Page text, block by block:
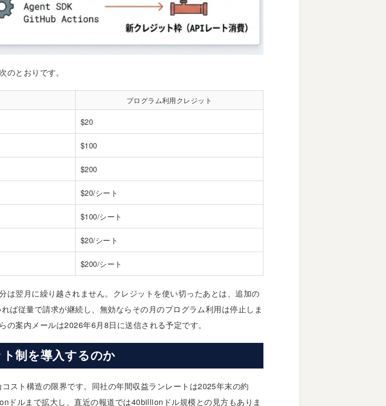
とおりです。
プログラム利用クレジット
$20
$100
$200
$20/シート
$100/シート
$20/シート
$200/シート
は翌月に繰り越されません。クレジットを使い切ったあとは、追加の
ば従量で請求が継続し、無効ならその月のプログラム利用は停止しま
案内メールは2026年6月8日に送信される予定です。
制を導入するのか
スト構造の限界です。同社の年間収益ランレートは2025年末の約
ルまで拡大し、直近の報道では40billionドル規模との見方もありま